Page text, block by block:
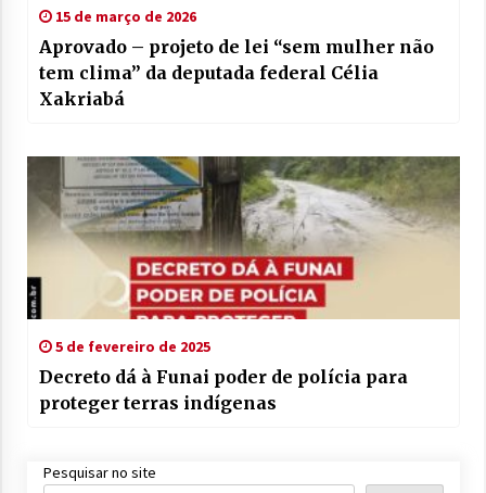
15 de março de 2026
Aprovado – projeto de lei “sem mulher não
tem clima” da deputada federal Célia
Xakriabá
5 de fevereiro de 2025
Decreto dá à Funai poder de polícia para
proteger terras indígenas
Pesquisar no site